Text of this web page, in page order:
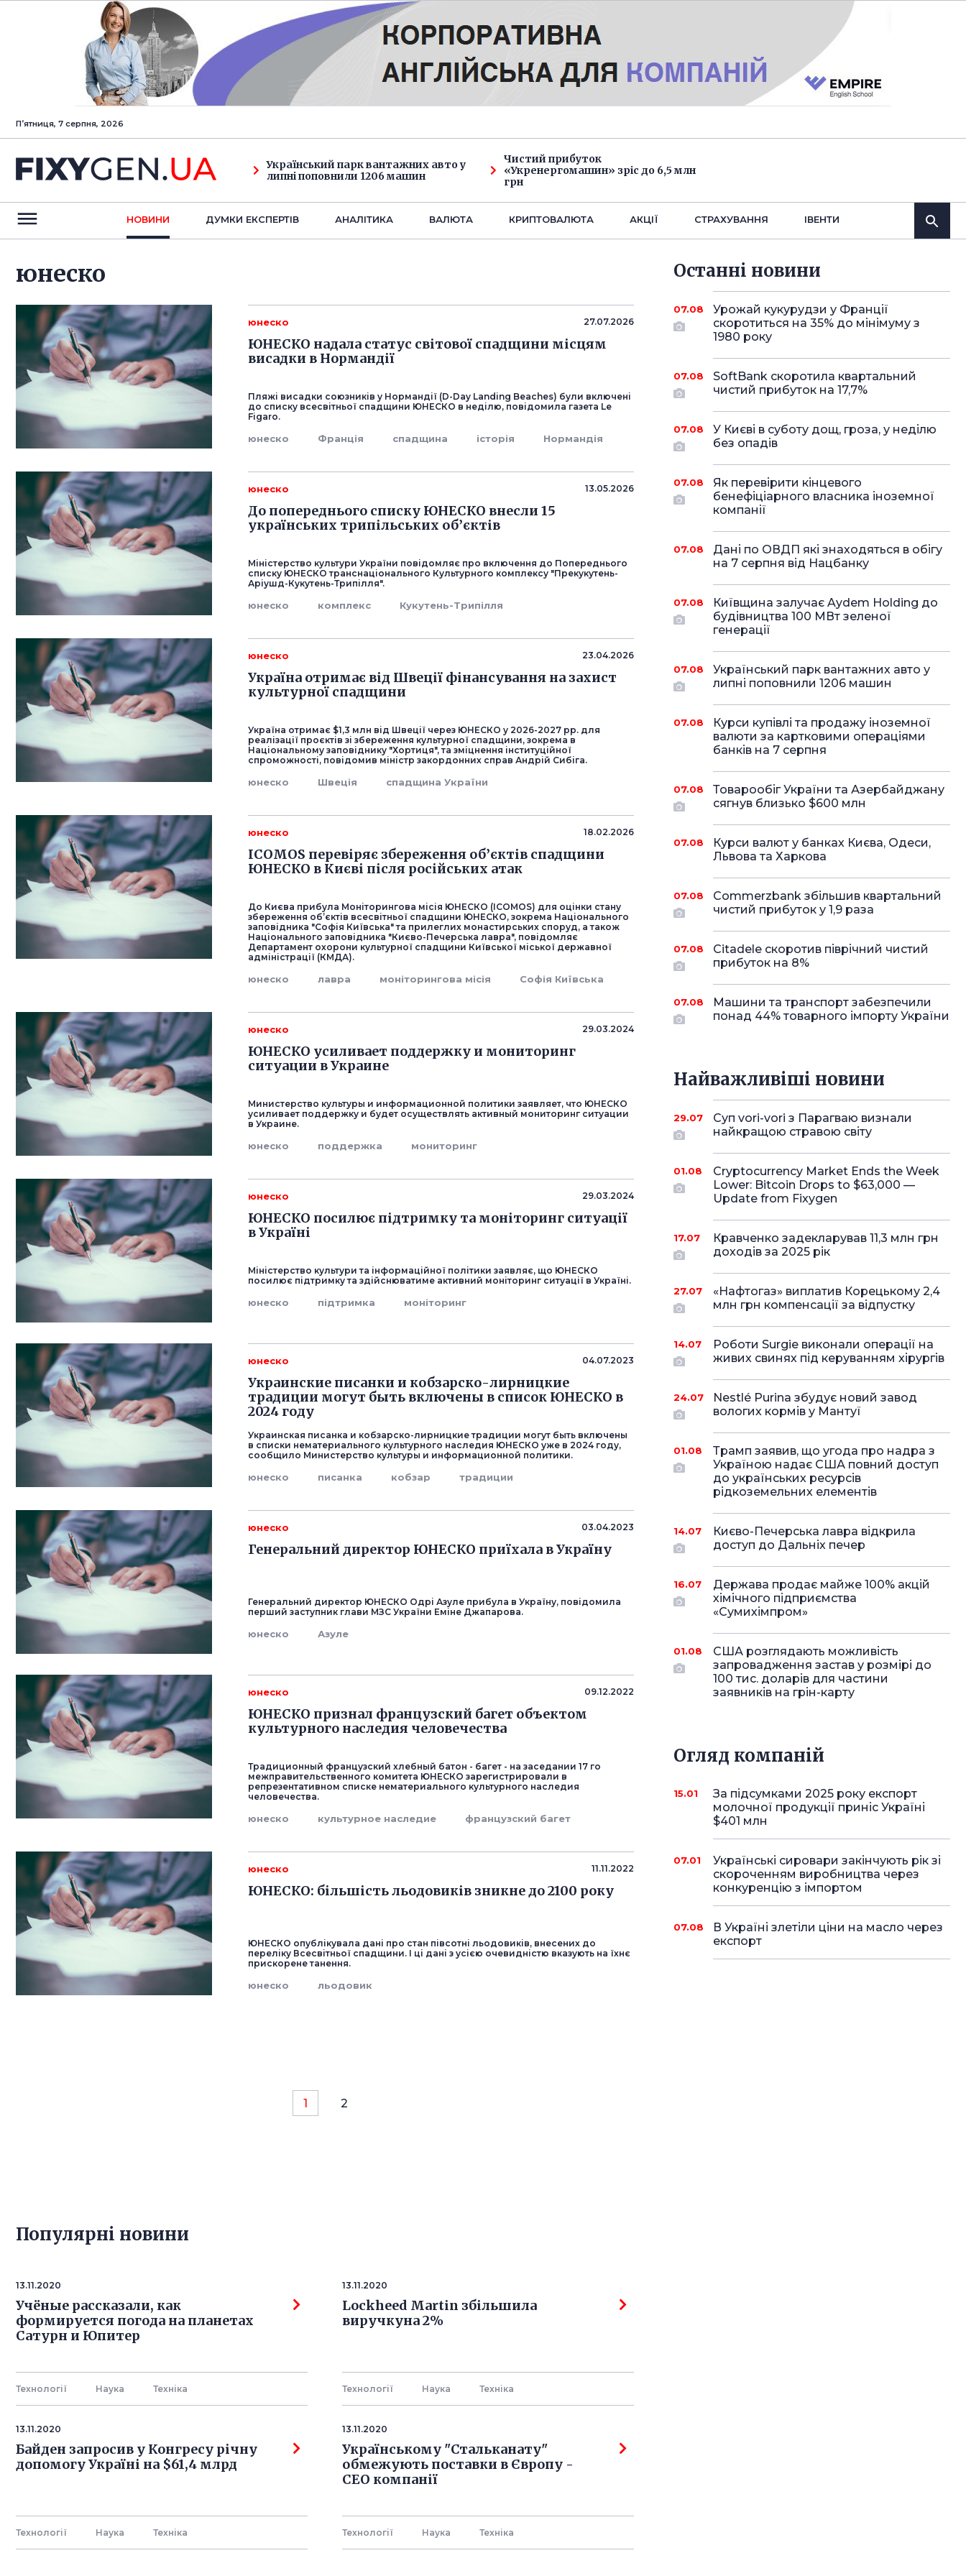
Пʼятниця, 7 серпня, 2026
Український парк вантажних авто у
липні поповнили 1206 машин
Чистий прибуток
«Укренергомашин» зріс до 6,5 млн
грн
НОВИНИ ДУМКИ ЕКСПЕРТIВ АНАЛIТИКА ВАЛЮТА КРИПТОВАЛЮТА АКЦІЇ СТРАХУВАННЯ IВЕНТИ
юнеско
юнеско 27.07.2026
ЮНЕСКО надала статус світової спадщини місцям
висадки в Нормандії
Пляжі висадки союзників у Нормандії (D-Day Landing Beaches) були включені
до списку всесвітньої спадщини ЮНЕСКО в неділю, повідомила газета Le
Figaro.
юнеско Франція спадщина історія Нормандія
юнеско 13.05.2026
До попереднього списку ЮНЕСКО внесли 15
українських трипільських об’єктів
Міністерство культури України повідомляє про включення до Попереднього
списку ЮНЕСКО транснаціонального Культурного комплексу "Прекукутень-
Аріушд-Кукутень-Трипілля".
юнеско комплекс Кукутень-Трипілля
юнеско 23.04.2026
Україна отримає від Швеції фінансування на захист
культурної спадщини
Україна отримає $1,3 млн від Швеції через ЮНЕСКО у 2026-2027 рр. для
реалізації проєктів зі збереження культурної спадщини, зокрема в
Національному заповіднику "Хортиця", та зміцнення інституційної
спроможності, повідомив міністр закордонних справ Андрій Сибіга.
юнеско Швеція спадщина України
юнеско 18.02.2026
ICOMOS перевіряє збереження об’єктів спадщини
ЮНЕСКО в Києві після російських атак
До Києва прибула Моніторингова місія ЮНЕСКО (ICOMOS) для оцінки стану
збереження об’єктів всесвітньої спадщини ЮНЕСКО, зокрема Національного
заповідника "Софія Київська" та прилеглих монастирських споруд, а також
Національного заповідника "Києво-Печерська лавра", повідомляє
Департамент охорони культурної спадщини Київської міської державної
адміністрації (КМДА).
юнеско лавра моніторингова місія Софія Київська
юнеско 29.03.2024
ЮНЕСКО усиливает поддержку и мониторинг
ситуации в Украине
Министерство культуры и информационной политики заявляет, что ЮНЕСКО
усиливает поддержку и будет осуществлять активный мониторинг ситуации
в Украине.
юнеско поддержка мониторинг
юнеско 29.03.2024
ЮНЕСКО посилює підтримку та моніторинг ситуації
в Україні
Міністерство культури та інформаційної політики заявляє, що ЮНЕСКО
посилює підтримку та здійснюватиме активний моніторинг ситуації в Україні.
юнеско підтримка моніторинг
юнеско 04.07.2023
Украинские писанки и кобзарско-лирницкие
традиции могут быть включены в список ЮНЕСКО в
2024 году
Украинская писанка и кобзарско-лирницкие традиции могут быть включены
в списки нематериального культурного наследия ЮНЕСКО уже в 2024 году,
сообщило Министерство культуры и информационной политики.
юнеско писанка кобзар традиции
юнеско 03.04.2023
Генеральний директор ЮНЕСКО приїхала в Україну
Генеральний директор ЮНЕСКО Одрі Азуле прибула в Україну, повідомила
перший заступник глави МЗС України Еміне Джапарова.
юнеско Азуле
юнеско 09.12.2022
ЮНЕСКО признал французский багет объектом
культурного наследия человечества
Традиционный французский хлебный батон - багет - на заседании 17 го
межправительственного комитета ЮНЕСКО зарегистрировали в
репрезентативном списке нематериального культурного наследия
человечества.
юнеско культурное наследие французский багет
юнеско 11.11.2022
ЮНЕСКО: більшість льодовиків зникне до 2100 року
ЮНЕСКО опублікувала дані про стан півсотні льодовиків, внесених до
переліку Всесвітньої спадщини. І ці дані з усією очевидністю вказують на їхнє
прискорене танення.
юнеско льодовик
1 2
Популярнi новини
13.11.2020
Учёные рассказали, как
формируется погода на планетах
Сатурн и Юпитер
Технології Наука Технiка
13.11.2020
Lockheed Martin збільшила
виручкуна 2%
Технології Наука Технiка
13.11.2020
Байден запросив у Конгресу річну
допомогу Україні на $61,4 млрд
Технології Наука Технiка
13.11.2020
Українському "Стальканату"
обмежують поставки в Європу -
СЕО компанії
Технології Наука Технiка
Останнi новини
07.08
Урожай кукурудзи у Франції
скоротиться на 35% до мінімуму з
1980 року
07.08
SoftBank скоротила квартальний
чистий прибуток на 17,7%
07.08
У Києві в суботу дощ, гроза, у неділю
без опадів
07.08
Як перевірити кінцевого
бенефіціарного власника іноземної
компанії
07.08
Дані по ОВДП які знаходяться в обігу
на 7 серпня від Нацбанку
07.08
Київщина залучає Aydem Holding до
будівництва 100 МВт зеленої
генерації
07.08
Український парк вантажних авто у
липні поповнили 1206 машин
07.08
Курси купівлі та продажу іноземної
валюти за картковими операціями
банків на 7 серпня
07.08
Товарообіг України та Азербайджану
сягнув близько $600 млн
07.08
Курси валют у банках Києва, Одеси,
Львова та Харкова
07.08
Commerzbank збільшив квартальний
чистий прибуток у 1,9 раза
07.08
Citadele скоротив піврічний чистий
прибуток на 8%
07.08
Машини та транспорт забезпечили
понад 44% товарного імпорту України
Найважливіші новини
29.07
Суп vori-vori з Парагваю визнали
найкращою стравою світу
01.08
Cryptocurrency Market Ends the Week
Lower: Bitcoin Drops to $63,000 —
Update from Fixygen
17.07
Кравченко задекларував 11,3 млн грн
доходів за 2025 рік
27.07
«Нафтогаз» виплатив Корецькому 2,4
млн грн компенсації за відпустку
14.07
Роботи Surgie виконали операції на
живих свинях під керуванням хірургів
24.07
Nestlé Purina збудує новий завод
вологих кормів у Мантуї
01.08
Трамп заявив, що угода про надра з
Україною надає США повний доступ
до українських ресурсів
рідкоземельних елементів
14.07
Києво-Печерська лавра відкрила
доступ до Дальніх печер
16.07
Держава продає майже 100% акцій
хімічного підприємства
«Сумихімпром»
01.08
США розглядають можливість
запровадження застав у розмірі до
100 тис. доларів для частини
заявників на грін-карту
Огляд компаній
15.01
За підсумками 2025 року експорт
молочної продукції приніс Україні
$401 млн
07.01
Українські сировари закінчують рік зі
скороченням виробництва через
конкуренцію з імпортом
07.08
В Україні злетіли ціни на масло через
експорт